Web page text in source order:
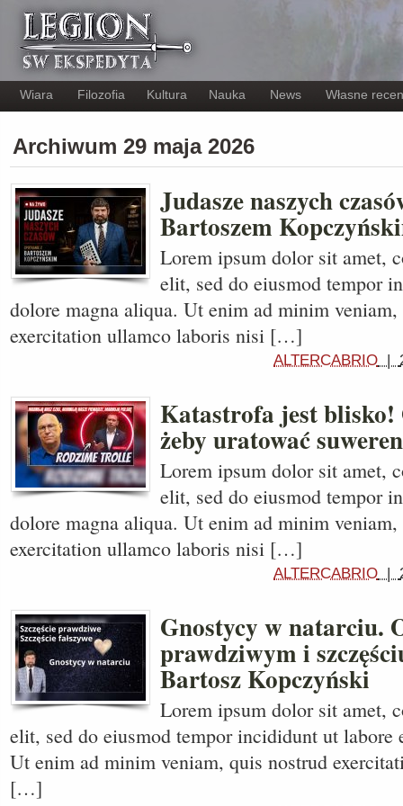
Wiara Filozofia Kultura Nauka News Własne
Archiwum 29 maja 2026
Judasze naszych
Bartoszem
Lorem ipsum dolor sit amet,
elit, sed do eiusmod tempor
dolore magna aliqua. Ut enim ad minim
exercitation ullamco laboris nisi […]
ALTERCABRIO |
Katastrofa jest
żeby uratować
Lorem ipsum dolor sit amet,
elit, sed do eiusmod tempor
dolore magna aliqua. Ut enim ad minim
exercitation ullamco laboris nisi […]
ALTERCABRIO |
Gnostycy w natarciu.
prawdziwym i
Bartosz Kopczyński
Lorem ipsum dolor sit amet,
elit, sed do eiusmod tempor incididunt ut labore
Ut enim ad minim veniam, quis nostrud
[…]